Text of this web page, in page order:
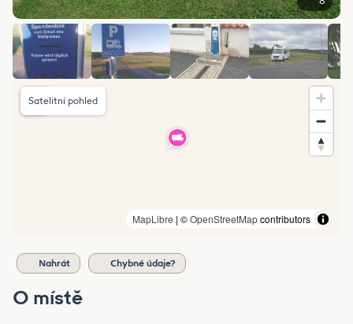
MapLibre | ©OpenStreetMapcontributors
Satelitní pohled
Nahrát Chybné údaje?
O místě